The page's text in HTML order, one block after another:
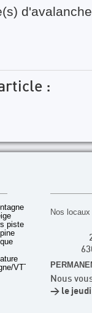
:
piste
VTT
Nos
Nous
> le jeudi